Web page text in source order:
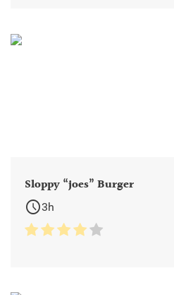
Sloppy “joes” Burger
schedule3h